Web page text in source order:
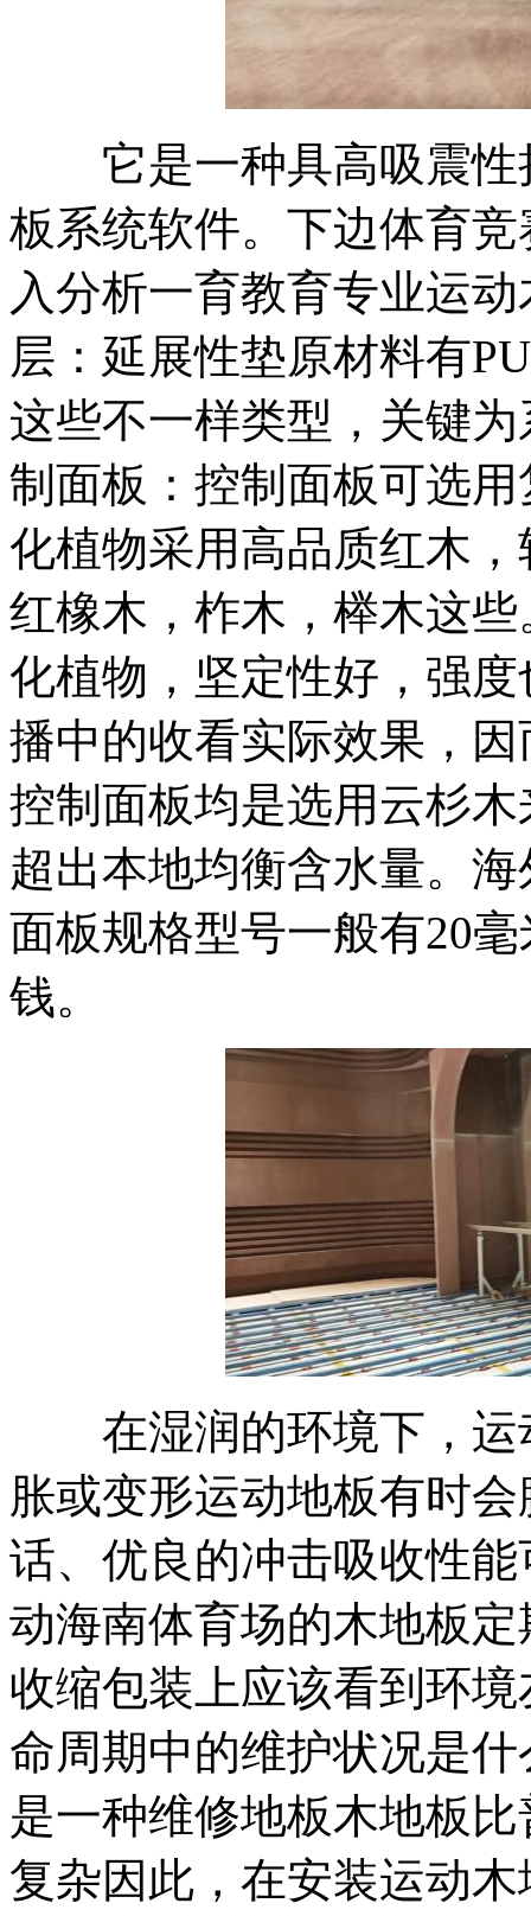
它是一种具高吸震性
板系统软件。下边体育
入分析一育教育专业运
层：延展性垫原材料有
这些不一样类型，关键
制面板：控制面板可选
化植物采用高品质红木
红橡木，柞木，榉木这
化植物，坚定性好，强
播中的收看实际效果，
控制面板均是选用云杉
超出本地均衡含水量。
面板规格型号一般有20
钱。
在湿润的环境下，运
胀或变形运动地板有时
话、优良的冲击吸收性
动海南体育场的木地板
收缩包装上应该看到环
命周期中的维护状况是
是一种维修地板木地板
复杂因此，在安装运动